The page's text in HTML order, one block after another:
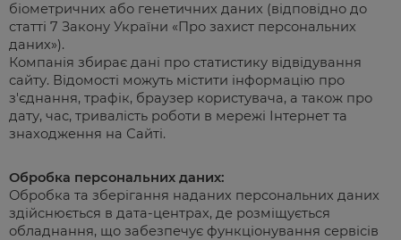
біометричних або генетичних даних (відповідно до
статті 7 Закону України «Про захист персональних
даних»).
Компанія збирає дані про статистику відвідування
сайту. Відомості можуть містити інформацію про
з'єднання, трафік, браузер користувача, а також про
дату, час, тривалість роботи в мережі Інтернет та
знаходження на Сайті.
Обробка персональних даних:
Обробка та зберігання наданих персональних даних
здійснюється в дата-центрах, де розміщується
обладнання, що забезпечує функціонування сервісів